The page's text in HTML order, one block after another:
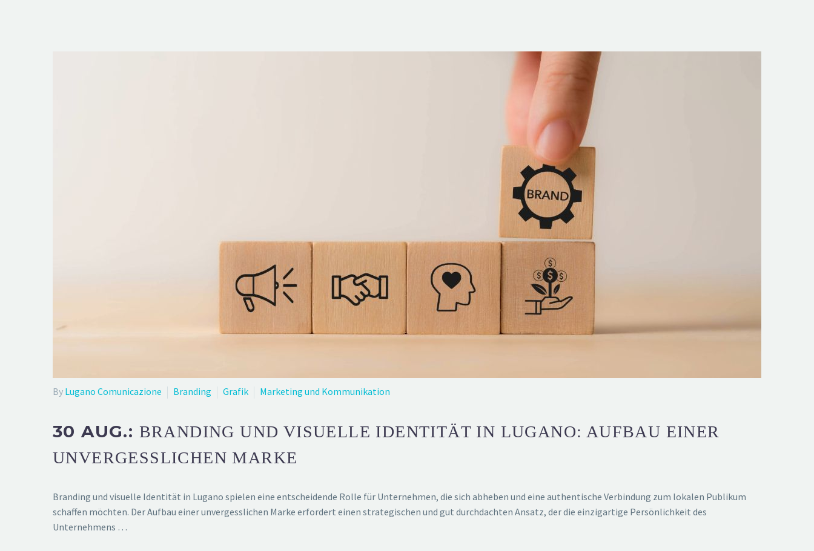
By Lugano Comunicazione Branding Grafik Marketing und Kommunikation
30 AUG.: BRANDING UND VISUELLE IDENTITÄT IN LUGANO: AUFBAU EINER
UNVERGESSLICHEN MARKE
Branding und visuelle Identität in Lugano spielen eine entscheidende Rolle für Unternehmen, die sich abheben und eine authentische Verbindung zum lokalen Publikum
schaffen möchten. Der Aufbau einer unvergesslichen Marke erfordert einen strategischen und gut durchdachten Ansatz, der die einzigartige Persönlichkeit des
Unternehmens …